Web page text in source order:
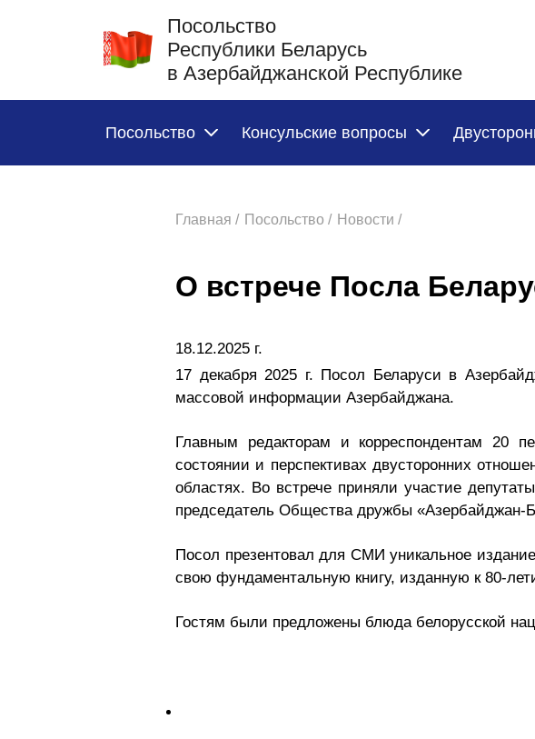
Посольство
Республики Беларусь
в Азербайджанской Республике
Посольство Консульские вопросы
Главная / Посольство / Новости /
О встрече Посла
18.12.2025 г.
17 декабря 2025 г. Посол Беларуси в
массовой информации Азербайджана.
Главным редакторам и корреспондентам 20
состоянии и перспективах двусторонних
областях. Во встрече приняли участие
председатель Общества дружбы
Посол презентовал для СМИ уникальное
свою фундаментальную книгу, изданную к 80-
Гостям были предложены блюда белорусской